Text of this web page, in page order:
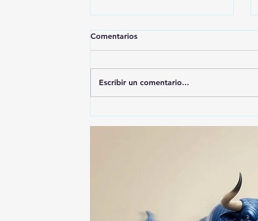
DURANTE UNA
Comentarios
Escribir un comentario...